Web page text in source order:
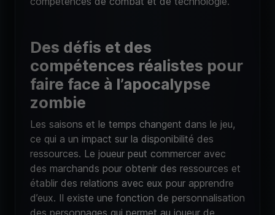
Des défis et des
compétences réalistes pour
faire face à l’apocalypse
zombie
Les saisons et le temps changent dans le jeu,
ce qui a un impact sur la disponibilité des
ressources. Le joueur peut commercer avec
des marchands pour obtenir des ressources et
établir des relations avec eux pour apprendre
d’eux. Il existe une fonction de personnalisation
des personnages qui permet au joueur de